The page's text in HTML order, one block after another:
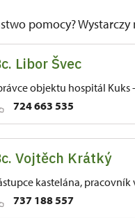
pomocy?
Libor Švec
objektu hospitál Kuks
724 663 535
54443
Vojtěch Krátký
kastelána,
737 188 557